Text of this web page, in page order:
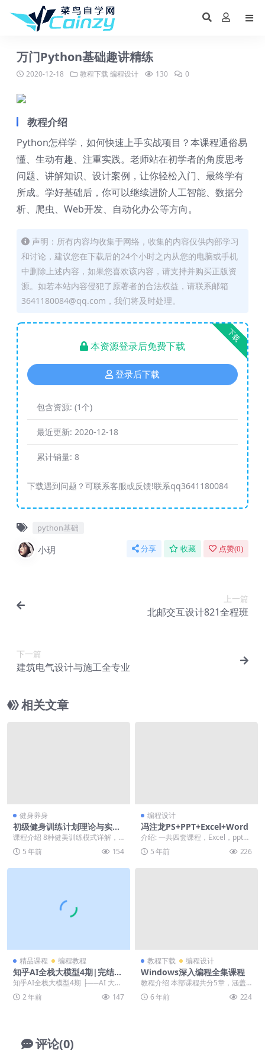
万门Python基础趣讲精练
2020-12-18 教程下载编程设计 130 0
教程介绍
Python怎样学，如何快速上手实战项目？本课程通俗易
懂、生动有趣、注重实践。老师站在初学者的角度思考
问题、讲解知识、设计案例，让你轻松入门、最终学有
所成。学好基础后，你可以继续进阶人工智能、数据分
析、爬虫、Web开发、自动化办公等方向。
声明：所有内容均收集于网络，收集的内容仅供内部学习
和讨论，建议您在下载后的24个小时之内从您的电脑或手机
中删除上述内容，如果您喜欢该内容，请支持并购买正版资
源。如若本站内容侵犯了原著者的合法权益，请联系邮箱
3641180084@qq.com，我们将及时处理。
下载
本资源登录后免费下载
登录后下载
包含资源: (1个)
最近更新: 2020-12-18
累计销量: 8
下载遇到问题？可联系客服或反馈!联系qq3641180084
python基础
小玥 分享 收藏 点赞(0)
上一篇
北邮交互设计821全程班
下一篇
建筑电气设计与施工全专业
相关文章
健身养身
初级健身训练计划理论与实训
课
课程介绍 8种健美训练模式详解，
原理，优缺点，计划编排，进阶模
式，GPP-基础素...
5 年前 154
编程设计
冯注龙PS+PPT+Excel+Word
介绍: 一共四套课程，Excel，ppt，
word，ps。个人觉得他讲课，很幽
默...5 年前 226
精品课程 编程教程
知乎AI全栈大模型4期|完结|
价值3000
知乎AI全栈大模型4期 ├──AI 大模
型全栈工程师大咖分享 | ├──1.
客...2 年前 147
教程下载 编程设计
Windows深入编程全集课程
教程介绍 本部课程共分5章，涵盖
了同步异步IO、线程池、动态链接
库、注入DLL、...
6 年前 224
评论(0)